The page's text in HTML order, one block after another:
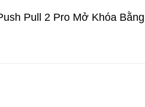
Pull 2 Pro Mở Khóa Bằng